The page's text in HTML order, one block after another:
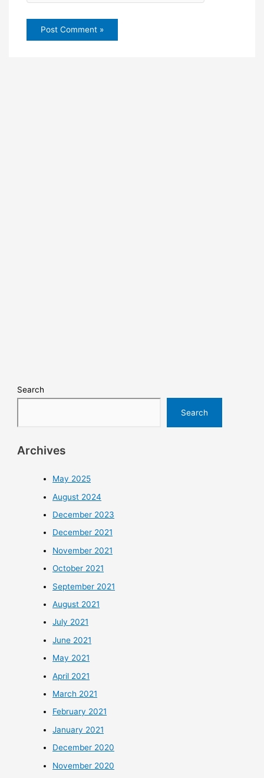
Search
Search
Archives
May 2025
August 2024
December 2023
December 2021
November 2021
October 2021
September 2021
August 2021
July 2021
June 2021
May 2021
April 2021
March 2021
February 2021
January 2021
December 2020
November 2020